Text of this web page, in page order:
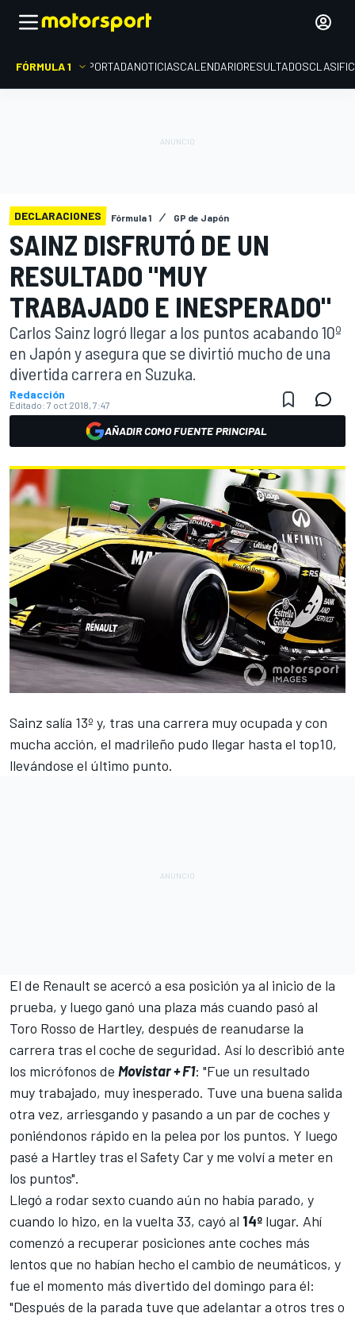
FÓRMULA 1 PORTADANOTICIASCALENDARIORESULTADOS
DECLARACIONES Fórmula 1 GP de Japón
SAINZ DISFRUTÓ DE UN
RESULTADO "MUY
TRABAJADO E INESPERADO"
Carlos Sainz logró llegar a los puntos acabando 10º
en Japón y asegura que se divirtió mucho de una
divertida carrera en Suzuka.
Redacción
Editado: 7 oct 2018, 7:47
AÑADIR COMO FUENTE PRINCIPAL
Sainz salía 13º y, tras una carrera muy ocupada y con
mucha acción, el madrileño pudo llegar hasta el top10,
llevándose el último punto.
El de Renault se acercó a esa posición ya al inicio de la
prueba, y luego ganó una plaza más cuando pasó al
Toro Rosso de Hartley, después de reanudarse la
carrera tras el coche de seguridad. Así lo describió ante
los micrófonos de Movistar + F1: "Fue un resultado
muy trabajado, muy inesperado. Tuve una buena salida
otra vez, arriesgando y pasando a un par de coches y
poniéndonos rápido en la pelea por los puntos. Y luego
pasé a Hartley tras el Safety Car y me volví a meter en
los puntos".
Llegó a rodar sexto cuando aún no había parado, y
cuando lo hizo, en la vuelta 33, cayó al 14º lugar. Ahí
comenzó a recuperar posiciones ante coches más
lentos que no habían hecho el cambio de neumáticos, y
fue el momento más divertido del domingo para él:
"Después de la parada tuve que adelantar a otros tres o